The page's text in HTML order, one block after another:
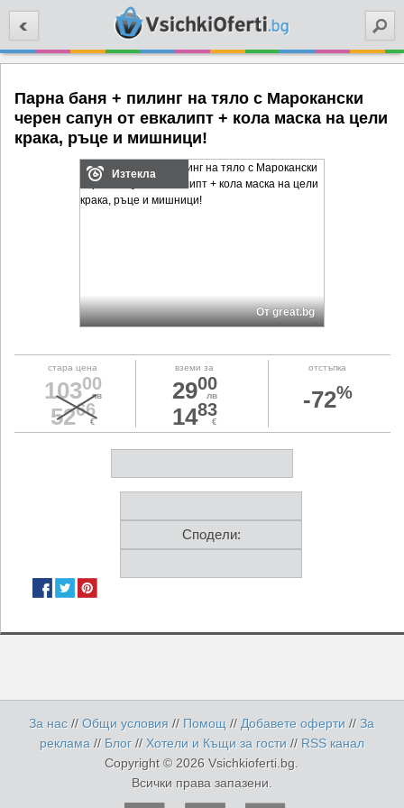
Парна баня + пилинг на тяло с Марокански
черен сапун от евкалипт + кола маска на цели
крака, ръце и мишници!
Изтекла
От great.bg
стара цена
10300
лв
5266
€
вземи за
2900
лв
1483
€
отстъпка
-72%
Сподели:
За нас //Общи условия // Помощ // Добавете оферти//За
реклама // Блог // Хотели и Къщи за гости // RSS канал
Copyright © 2026 Vsichkioferti.bg.
Всички права запазени.